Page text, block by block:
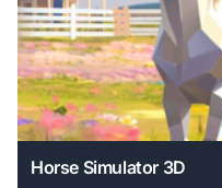
Horse Simulator 3D